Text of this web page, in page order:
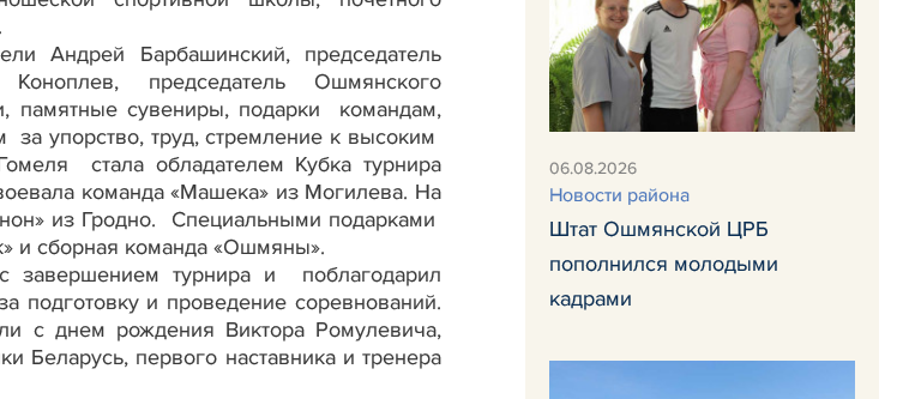
Андрей Барбашинский, председатель
председатель Ошмянского
памятные сувениры, подарки командам,
упорство, труд, стремление к высоким
стала обладателем Кубка турнира
команда «Машека» из Могилева. На
из Гродно. Специальными подарками
и сборная команда «Ошмяны».
турнира и поблагодарил
подготовку и проведение соревнований.
с днем рождения Виктора Ромулевича,
Беларусь, первого наставника и тренера
06.08.2026
Новости района
Штат Ошмянской ЦРБ
пополнился молодыми
кадрами